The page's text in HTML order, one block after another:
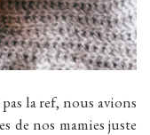
la ref, nous avions
de nos mamies juste